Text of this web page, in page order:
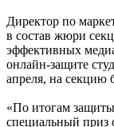
Директор по
в состав жюри
эффективных
онлайн-защите
апреля, на секцию
«По итогам
специальный приз